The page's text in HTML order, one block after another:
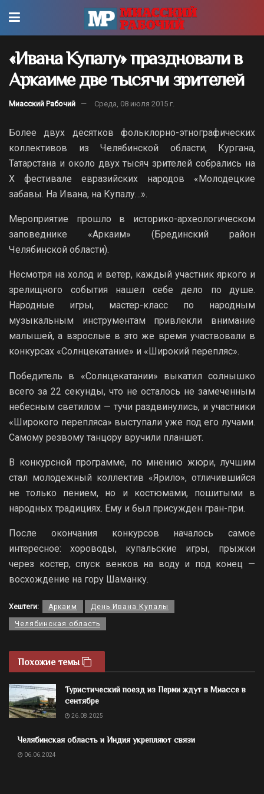
«Ивана Купалу» праздновали в
Аркаиме две тысячи зрителей
Миасский Рабочий Среда, 08 июля 2015 г.
Более двух десятков фольклорно-этнографических
коллективов из Челябинской области, Кургана,
Татарстана и около двух тысяч зрителей собрались на
X фестивале евразийских народов «Молодецкие
забавы. На Ивана, на Купалу…».
Мероприятие прошло в историко-археологическом
заповеднике «Аркаим» (Брединский район
Челябинской области).
Несмотря на холод и ветер, каждый участник яркого и
зрелищного события нашел себе дело по душе.
Народные игры, мастер-класс по народным
музыкальным инструментам привлекли внимание
малышей, а взрослые в это же время участвовали в
конкурсах «Солнцекатание» и «Широкий перепляс».
Победитель в «Солнцекатании» выкатил солнышко
всего за 22 секунды, что не осталось не замеченным
небесным светилом — тучи раздвинулись, и участники
«Широкого перепляса» выступали уже под его лучами.
Самому резвому танцору вручили планшет.
В конкурсной программе, по мнению жюри, лучшим
стал молодежный коллектив «Ярило», отличившийся
не только пением, но и костюмами, пошитыми в
народных традициях. Ему и был присужден гран-при.
После окончания конкурсов началось самое
интересное: хороводы, купальские игры, прыжки
через костер, спуск венков на воду и под конец —
восхождение на гору Шаманку.
Хештеги: Аркаим День Ивана Купалы
Челябинская область
Похожие темы
Туристический поезд из Перми ждут в Миассе в
сентябре
26.08.2025
Челябинская область и Индия укрепляют связи
06.06.2024